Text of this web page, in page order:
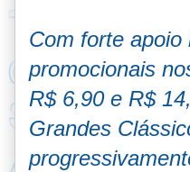
Com forte
promocionais
R$ 6,90 e R$
Grandes